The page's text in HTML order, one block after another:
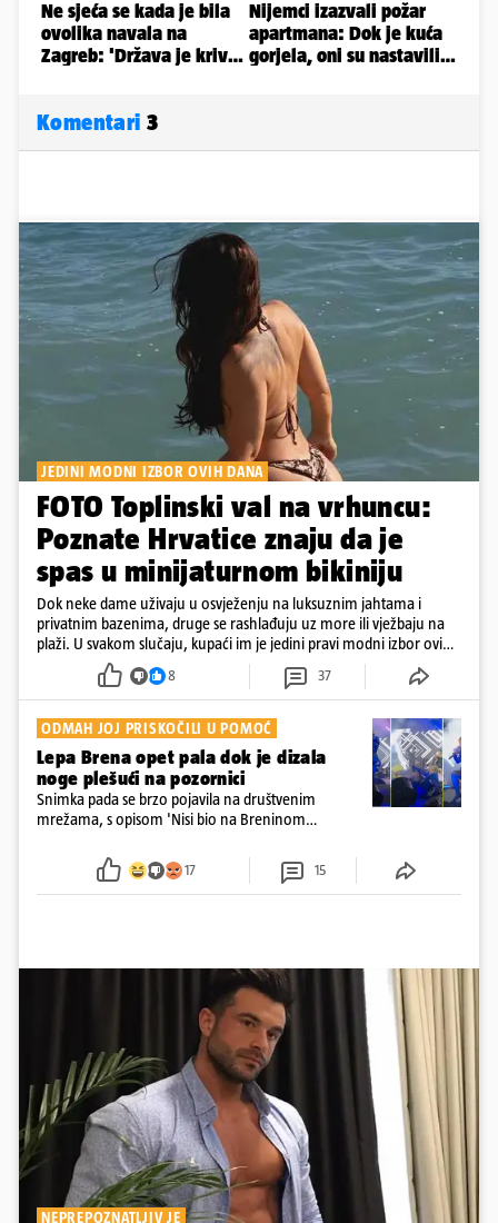
Komentari 3
JEDINI MODNI IZBOR OVIH DANA
FOTO Toplinski val na vrhuncu:
Poznate Hrvatice znaju da je
spas u minijaturnom bikiniju
Dok neke dame uživaju u osvježenju na luksuznim jahtama i
privatnim bazenima, druge se rashlađuju uz more ili vježbaju na
plaži. U svakom slučaju, kupaći im je jedini pravi modni izbor ovih
8 37
ODMAH JOJ PRISKOČILI U POMOĆ
Lepa Brena opet pala dok je dizala
noge plešući na pozornici
Snimka pada se brzo pojavila na društvenim
mrežama, s opisom 'Nisi bio na Breninom
Srećom, pjevačica se nije ozlijedila nego je s
osmijehom nastavila pjevati
17 15
NEPREPOZNATLJIV JE